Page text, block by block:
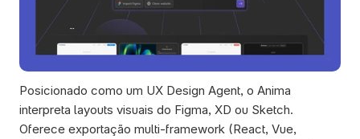
Posicionado como um UX Design Agent, o Anima
interpreta layouts visuais do Figma, XD ou Sketch.
Oferece exportação multi-framework (React, Vue,